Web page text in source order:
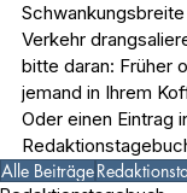
Verkehr
bitte daran: Früher
jemand in Ihrem
Oder einen Eintrag
Alle Beiträge